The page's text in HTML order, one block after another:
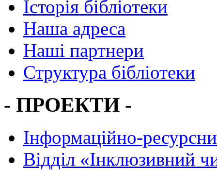
Історія бібліотеки
Наша адреса
Наші партнери
Структура бібліотеки
- ПРОЕКТИ -
Інформаційно-
Вiддiл «Інклюзивний